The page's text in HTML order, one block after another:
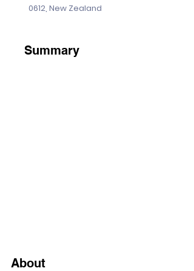
0612, New Zealand
Summary
About